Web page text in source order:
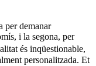
per demanar
i la segona, per
és inqüestionable,
personalitzada. Et